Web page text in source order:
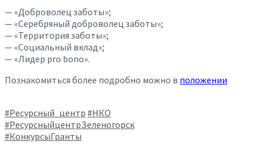
— «Доброволец заботы»;
— «Серебряный доброволец заботы»;
— «Территория заботы»;
— «Социальный вклад»;
— «Лидер pro bono».
Познакомиться более подробно можно в положении
#Ресурсный_центр #НКО
#РесурсныйцентрЗеленогорск
#КонкурсыГранты